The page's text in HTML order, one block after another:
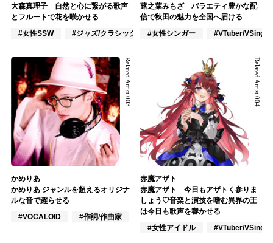
大森真理子 自然と心に繋がる歌声
とフルートで花を咲かせる
#女性SSW
#ジャズ/クラシック奏者 #楽器奏者
蕗之葉みもざ バラエティ豊かな配
信で秋田の魅力を全国へ届ける
#女性シンガー
#VTuber/VSinger
Related Artist 003
かめりあ
かめりあ ジャンルを超えるオリジナ
ルな音で躍らせる
#VOCALOID
#作詞/作曲家 #トラックメイカー
Related Artist 004
赤魔アザト
赤魔アザト 今日もアザトく参りま
しょう♡音楽と演技を嗜む異界の王
は今日も歌声を響かせる
#女性アイドル
#VTuber/VSinger